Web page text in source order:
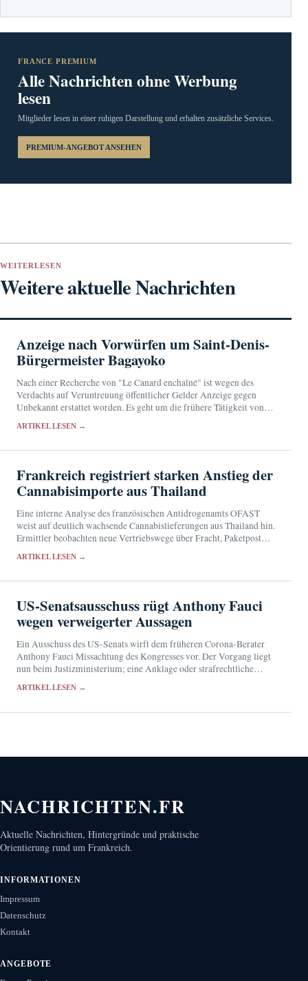
FRANCE PREMIUM
Alle Nachrichten ohne Werbung
lesen
Mitglieder lesen in einer ruhigen Darstellung und erhalten zusätzliche Services.
PREMIUM-ANGEBOT ANSEHEN
WEITERLESEN
Weitere aktuelle Nachrichten
Anzeige nach Vorwürfen um Saint-Denis-
Bürgermeister Bagayoko
Nach einer Recherche von "Le Canard enchaîné" ist wegen des
Verdachts auf Veruntreuung öffentlicher Gelder Anzeige gegen
Unbekannt erstattet worden. Es geht um die frühere Tätigkeit von
ARTIKEL LESEN →
Frankreich registriert starken Anstieg der
Cannabisimporte aus Thailand
Eine interne Analyse des französischen Antidrogenamts OFAST
weist auf deutlich wachsende Cannabislieferungen aus Thailand hin.
Ermittler beobachten neue Vertriebswege über Fracht, Paketpost
ARTIKEL LESEN →
US-Senatsausschuss rügt Anthony Fauci
wegen verweigerter Aussagen
Ein Ausschuss des US-Senats wirft dem früheren Corona-Berater
Anthony Fauci Missachtung des Kongresses vor. Der Vorgang liegt
nun beim Justizministerium; eine Anklage oder strafrechtliche
ARTIKEL LESEN →
NACHRICHTEN.FR
Aktuelle Nachrichten, Hintergründe und praktische
Orientierung rund um Frankreich.
INFORMATIONEN
Impressum
Datenschutz
Kontakt
ANGEBOTE